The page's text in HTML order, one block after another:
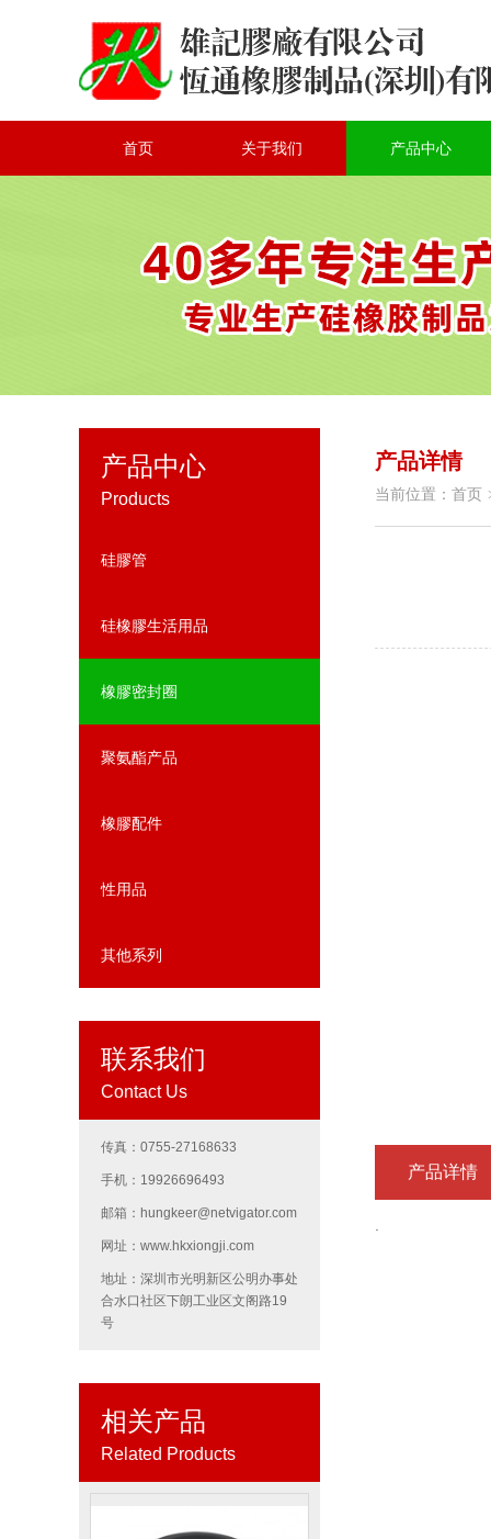
首页 关于我们 产品中心
产品中心
Products
硅膠管
硅橡膠生活用品
橡膠密封圈
聚氨酯产品
橡膠配件
性用品
其他系列
联系我们
Contact Us
传真：0755-27168633
手机：19926696493
邮箱：hungkeer@netvigator.com
网址：www.hkxiongji.com
地址：深圳市光明新区公明办事处
合水口社区下朗工业区文阁路19
号
相关产品
Related Products
产品详情
当前位置： 首页
产品详情